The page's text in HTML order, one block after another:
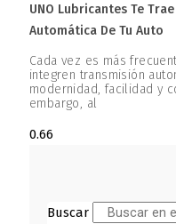
UNO Lubricantes Te
Automática De Tu Auto
Cada vez es más
integren transmisión
modernidad, facilidad y
embargo, al
Buscar